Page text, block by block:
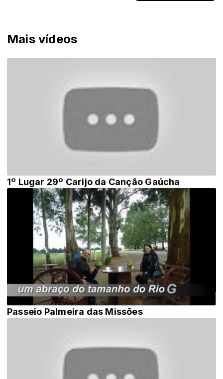
Mais vídeos
1º Lugar 29º Carijo da Canção Gaúcha
Passeio Palmeira das Missões